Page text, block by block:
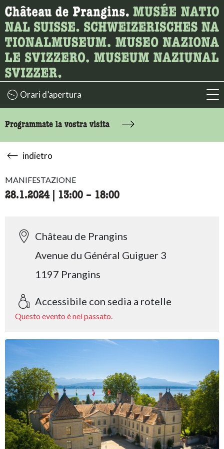
Ricerca
Qui è possibile cercare i contenuti della pagina.
Orari d’apertura
Programmate la vostra visita
indietro
MANIFESTAZIONE
28.1.2024| 13:00 accessibility.time_to
– 18:00
Château de Prangins
Avenue du Général Guiguer 3
1197 Prangins
Accessibile con sedia a rotelle
Questo evento è nel passato.